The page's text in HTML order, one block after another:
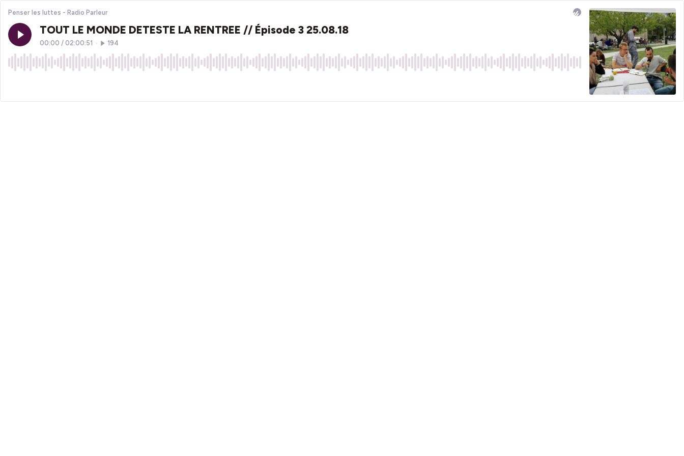
Penser les luttes - Radio Parleur
TOUT LE MONDE DETESTE LA RENTREE // Épisode 3 25.08.18
00:00 /02:00:51 194